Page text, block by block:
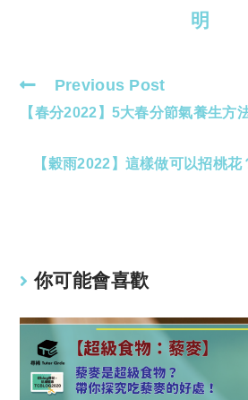
明
Read
more
Previous Post
【春分2022】5大春分節氣養生方
【穀雨2022】這樣做可以招桃
你可能會喜歡